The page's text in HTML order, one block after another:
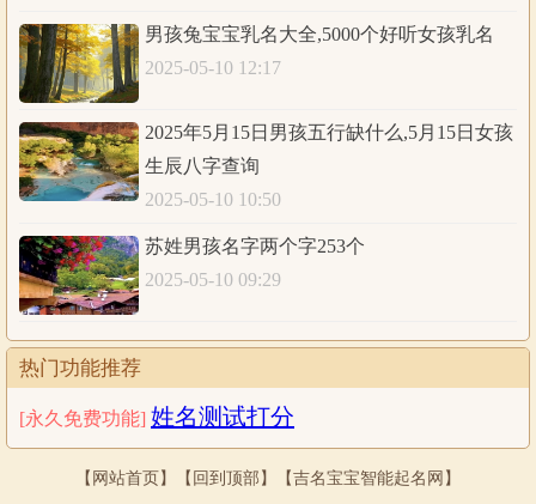
男孩兔宝宝乳名大全,5000个好听女孩乳名
2025-05-10 12:17
2025年5月15日男孩五行缺什么,5月15日女孩
生辰八字查询
2025-05-10 10:50
苏姓男孩名字两个字253个
2025-05-10 09:29
热门功能推荐
[永久免费功能] 姓名测试打分
【 网站首页】【 回到顶部】【吉名宝宝智能起名网】